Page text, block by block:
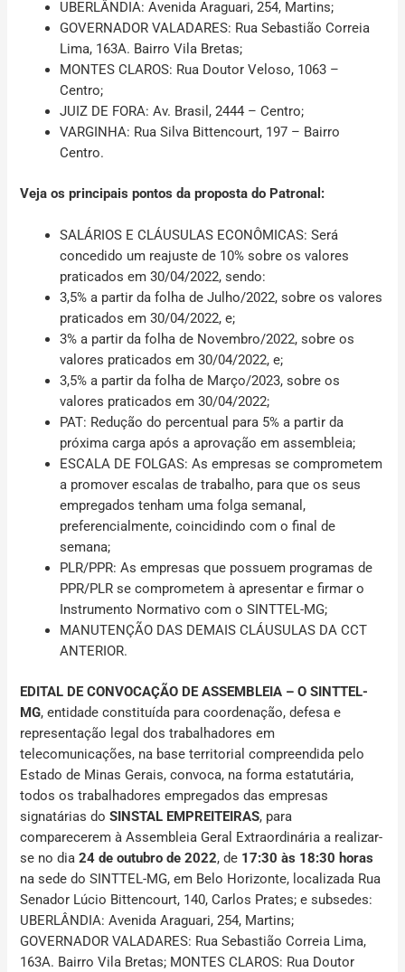
UBERLÂNDIA: Avenida Araguari, 254, Martins;
GOVERNADOR VALADARES: Rua Sebastião Correia
Lima, 163A. Bairro Vila Bretas;
MONTES CLAROS: Rua Doutor Veloso, 1063 –
Centro;
JUIZ DE FORA: Av. Brasil, 2444 – Centro;
VARGINHA: Rua Silva Bittencourt, 197 – Bairro
Centro.
Veja os principais pontos da proposta do Patronal:
SALÁRIOS E CLÁUSULAS ECONÔMICAS: Será
concedido um reajuste de 10% sobre os valores
praticados em 30/04/2022, sendo:
3,5% a partir da folha de Julho/2022, sobre os valores
praticados em 30/04/2022, e;
3% a partir da folha de Novembro/2022, sobre os
valores praticados em 30/04/2022, e;
3,5% a partir da folha de Março/2023, sobre os
valores praticados em 30/04/2022;
PAT: Redução do percentual para 5% a partir da
próxima carga após a aprovação em assembleia;
ESCALA DE FOLGAS: As empresas se comprometem
a promover escalas de trabalho, para que os seus
empregados tenham uma folga semanal,
preferencialmente, coincidindo com o final de
semana;
PLR/PPR: As empresas que possuem programas de
PPR/PLR se comprometem à apresentar e firmar o
Instrumento Normativo com o SINTTEL-MG;
MANUTENÇÃO DAS DEMAIS CLÁUSULAS DA CCT
ANTERIOR.
EDITAL DE CONVOCAÇÃO DE ASSEMBLEIA – O SINTTEL-
MG, entidade constituída para coordenação, defesa e
representação legal dos trabalhadores em
telecomunicações, na base territorial compreendida pelo
Estado de Minas Gerais, convoca, na forma estatutária,
todos os trabalhadores empregados das empresas
signatárias doSINSTAL EMPREITEIRAS, para
comparecerem à Assembleia Geral Extraordinária a realizar-
se no dia24 de outubro de 2022, de 17:30 às 18:30 horas
nasede do SINTTEL-MG, em Belo Horizonte, localizada Rua
Senador Lúcio Bittencourt, 140, Carlos Prates; e subsedes:
UBERLÂNDIA: Avenida Araguari, 254, Martins;
GOVERNADOR VALADARES: Rua Sebastião Correia Lima,
163A. Bairro Vila Bretas; MONTES CLAROS: Rua Doutor